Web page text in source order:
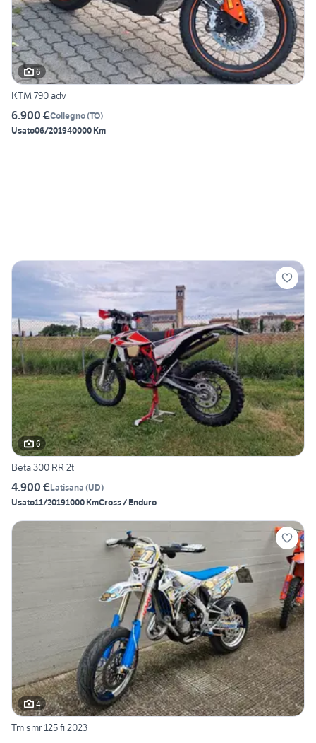
6
KTM 790 adv
6.900 €Collegno(TO)
Usato06/201940000 Km
6
Beta 300 RR 2t
4.900 €Latisana (UD)
Usato11/20191000 KmCross / Enduro
4
Tm smr 125 fi 2023